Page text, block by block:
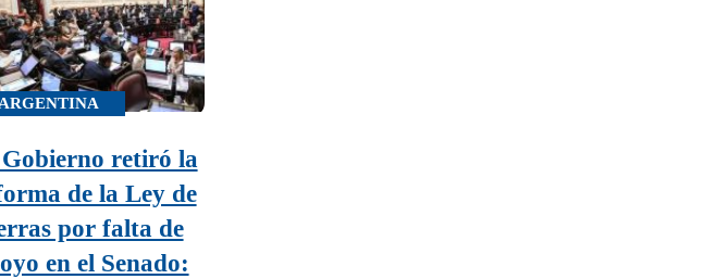
ARGENTINA
retiró la
de la Ley de
por falta de
en el Senado: